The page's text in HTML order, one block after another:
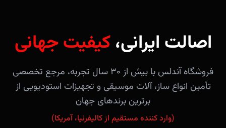
اصالت ایرانی،کیفیت جهانی
فروشگاه آندلس با بیش از ۳۰ سال تجربه، مرجع تخصصی
تأمین انواع ساز، آلات موسیقی و تجهیزات استودیویی از
برترین برندهای جهان
(وارد کننده مستقیم از کالیفرنیا، آمریکا)